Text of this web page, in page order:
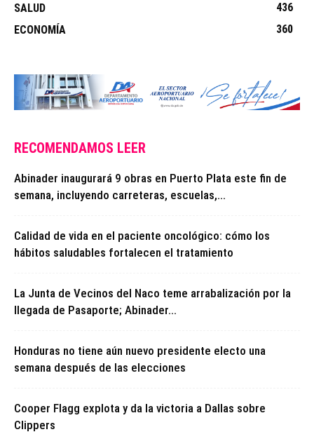
SALUD
436
ECONOMÍA
360
RECOMENDAMOS LEER
Abinader inaugurará 9 obras en Puerto Plata este fin de
semana, incluyendo carreteras, escuelas,...
Calidad de vida en el paciente oncológico: cómo los
hábitos saludables fortalecen el tratamiento
La Junta de Vecinos del Naco teme arrabalización por la
llegada de Pasaporte; Abinader...
Honduras no tiene aún nuevo presidente electo una
semana después de las elecciones
Cooper Flagg explota y da la victoria a Dallas sobre
Clippers